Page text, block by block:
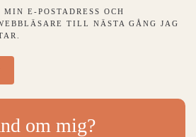
E-POSTADRESS OCH
TILL NÄSTA GÅNG JAG
om mig?